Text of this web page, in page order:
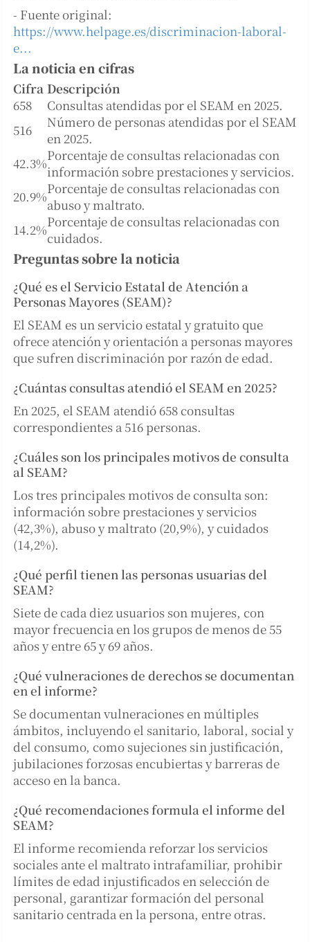
- Fuente original:
https://www.helpage.es/discriminacion-laboral-
e...
La noticia en cifras
Cifra Descripción
658
Consultas atendidas por el SEAM en 2025.
516
Número de personas atendidas por el SEAM
en 2025.
42.3%Porcentaje de consultas relacionadas con
información sobre prestaciones y servicios.
20.9%Porcentaje de consultas relacionadas con
abuso y maltrato.
14.2%Porcentaje de consultas relacionadas con
cuidados.
Preguntas sobre la noticia
¿Qué es el Servicio Estatal de Atención a
Personas Mayores (SEAM)?
El SEAM es un servicio estatal y gratuito que
ofrece atención y orientación a personas mayores
que sufren discriminación por razón de edad.
¿Cuántas consultas atendió el SEAM en 2025?
En 2025, el SEAM atendió 658 consultas
correspondientes a 516 personas.
¿Cuáles son los principales motivos de consulta
al SEAM?
Los tres principales motivos de consulta son:
información sobre prestaciones y servicios
(42,3%), abuso y maltrato (20,9%), y cuidados
(14,2%).
¿Qué perfil tienen las personas usuarias del
SEAM?
Siete de cada diez usuarios son mujeres, con
mayor frecuencia en los grupos de menos de 55
años y entre 65 y 69 años.
¿Qué vulneraciones de derechos se documentan
en el informe?
Se documentan vulneraciones en múltiples
ámbitos, incluyendo el sanitario, laboral, social y
del consumo, como sujeciones sin justificación,
jubilaciones forzosas encubiertas y barreras de
acceso en la banca.
¿Qué recomendaciones formula el informe del
SEAM?
El informe recomienda reforzar los servicios
sociales ante el maltrato intrafamiliar, prohibir
límites de edad injustificados en selección de
personal, garantizar formación del personal
sanitario centrada en la persona, entre otras.